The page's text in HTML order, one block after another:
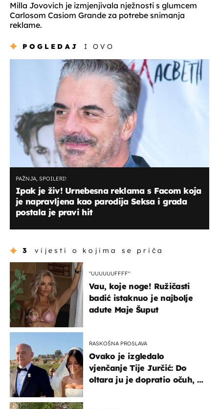
Milla Jovovich je izmjenjivala nježnosti s glumcem
Carlosom Casiom Grande za potrebe snimanja
reklame.
POGLEDAJ I OVO
PAŽNJA, SPOILERI!
Ipak je živ! Urnebesna reklama s Facom koja
je napravljena kao parodija Seksa i grada
postala je pravi hit
3 vijesti o kojima se priča
"UUUUUUFFFF"
Vau, koje noge! Ružičasti
badić istaknuo je najbolje
adute Maje Šuput
RASKOŠNA PROSLAVA
Ovako je izgledalo
vjenčanje Tije Jurčić: Do
oltara ju je dopratio očuh, a